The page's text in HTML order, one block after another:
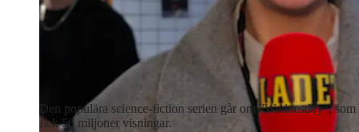
Millie Bobby Brown från "Stranger things". Foto: Scott A
Den populära science-fiction serien går om ”Wednesday”,
fick 56 miljoner visningar.